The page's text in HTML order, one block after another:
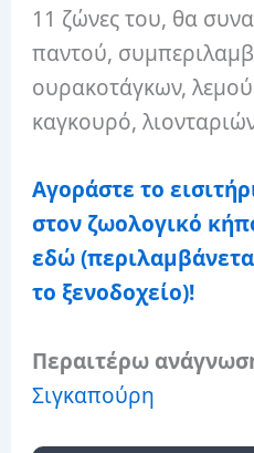
11 ζώνες του, θα
παντού,
ουρακοτάγκων,
καγκουρό,
Αγοράστε το
στον ζωολογικό
εδώ
το ξενοδοχείο)!
Περαιτέρω
Σιγκαπούρη